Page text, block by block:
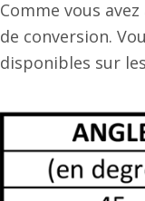
Comme vous
de conversion.
disponibles sur